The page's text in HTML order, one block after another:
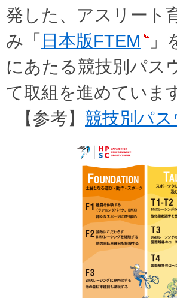
発した、アスリート
み「 日本版FTEM
」
にあたる競技別パス
て取組を進めていま
【参考】 競技別パ